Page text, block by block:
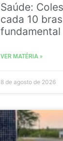
Saúde:
cada 10
fundamental
VER MATÉRIA »
8 de agosto de 2026